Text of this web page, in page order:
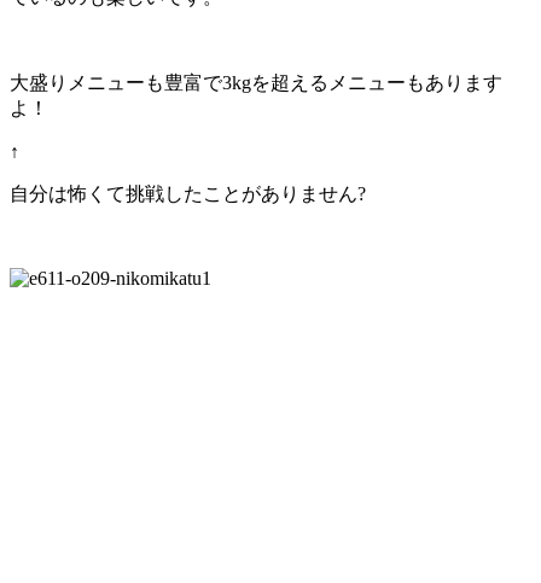
大盛りメニューも豊富で3kgを超えるメニューもあります
よ！
↑
自分は怖くて挑戦したことがありません?